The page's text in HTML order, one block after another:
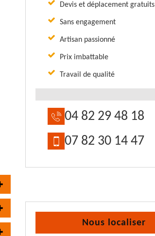
Devis et déplacement gratuits
Sans engagement
Artisan passionné
Prix imbattable
Travail de qualité
04 82 29 48 18
07 82 30 14 47
Nous localiser